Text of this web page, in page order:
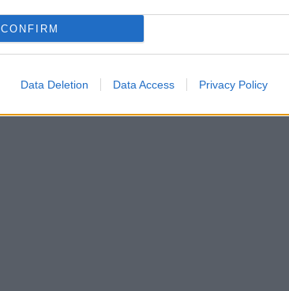
CONFIRM
Data Deletion Data Access Privacy Policy